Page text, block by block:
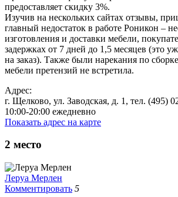
предоставляет скидку 3%.
Изучив на нескольких сайтах отзывы,
главный недостаток в работе Роникон –
изготовления и доставки мебели,
задержках от 7 дней до 1,5 месяцев (это
на заказ). Также были нарекания по
мебели претензий не встретила.
Адрес:
г. Щелково, ул. Заводская, д. 1, тел. (495)
10:00-20:00 ежедневно
Показать адрес на карте
2 место
Леруа Мерлен
Комментировать 5